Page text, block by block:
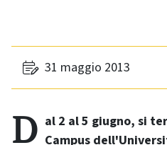
31 maggio 2013
Dal 2 al 5 giugno, si terrà a Rimini, presso il Campus